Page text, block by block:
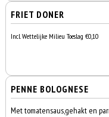
FRIET DONER
Incl. Wettelijke Milieu Toeslag €0,10
PENNE BOLOGNESE
Met tomatensaus,gehakt en